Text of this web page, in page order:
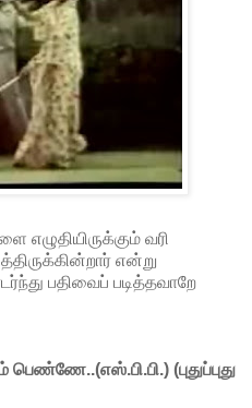
எழுதியிருக்கும் வரி
என்று
பதிவைப் படித்தவாறே
(புதுப்புது